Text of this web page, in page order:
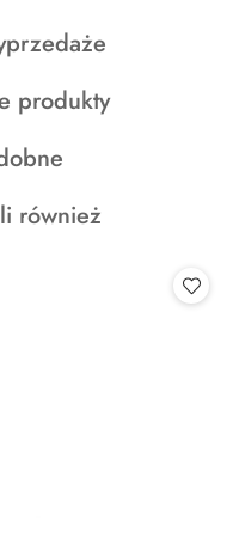
produkty
również